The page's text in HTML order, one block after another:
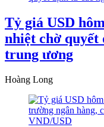
Tỷ giá USD
nhiệt chờ quyết
trung ương
Hoàng Long